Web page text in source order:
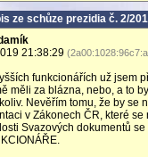
ze schůze prezidia č. 2/
21:38:29
funkcionářích už jsem
měli za blázna, nebo, a to
Nevěřím tomu, že by
v Zákonech ČR, které
Svazových dokumentů